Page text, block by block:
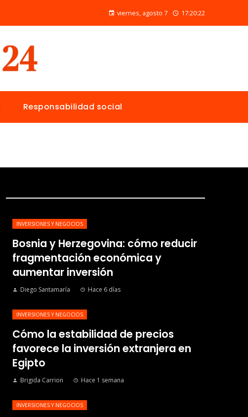
viernes, agosto 7 17:20:23
Responsabilidad social
INVERSIONES Y NEGOCIOS
Bosnia y Herzegovina: cómo reducir
fragmentación económica y
aumentar inversión
Diego Santamaría Hace 6 días
INVERSIONES Y NEGOCIOS
Cómo la estabilidad de precios
favorece la inversión extranjera en
Egipto
Brigida Carrion Hace 1 semana
INVERSIONES Y NEGOCIOS